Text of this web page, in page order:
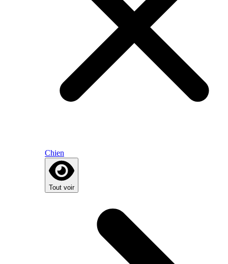
Chien
Tout voir